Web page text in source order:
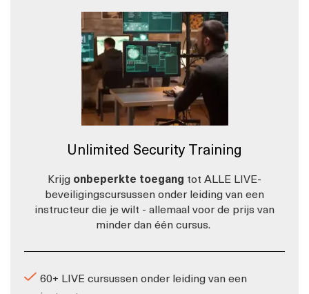
Unlimited Security Training
Krijg onbeperkte toegang tot ALLE LIVE-
beveiligingscursussen onder leiding van een
instructeur die je wilt - allemaal voor de prijs van
minder dan één cursus.
60+ LIVE cursussen onder leiding van een